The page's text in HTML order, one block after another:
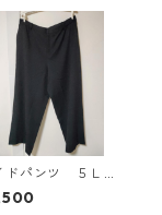
ドパンツ ５Ｌ
ック KAE-4725